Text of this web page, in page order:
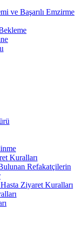
ve Başarılı Emzirme
Kuralları
Refakatçilerin
Ziyaret Kuralları